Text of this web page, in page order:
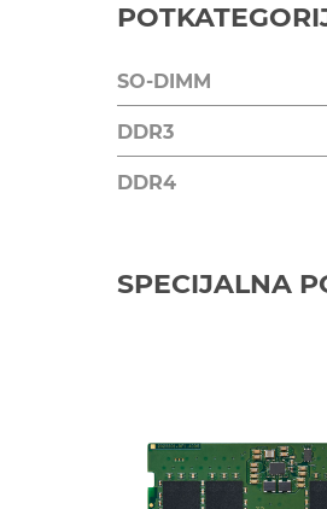
SO-DIMM
DDR3
DDR4
SPECIJALNA